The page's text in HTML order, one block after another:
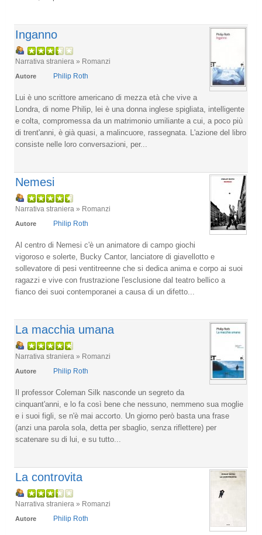
Inganno
Narrativa straniera » Romanzi
Autore Philip Roth
Lui è uno scrittore americano di mezza età che vive a
Londra, di nome Philip, lei è una donna inglese spigliata, intelligente
e colta, compromessa da un matrimonio umiliante a cui, a poco più
di trent'anni, è già quasi, a malincuore, rassegnata. L'azione del libro
consiste nelle loro conversazioni, per...
Nemesi
Narrativa straniera » Romanzi
Autore Philip Roth
Al centro di Nemesi c'è un animatore di campo giochi
vigoroso e solerte, Bucky Cantor, lanciatore di giavellotto e
sollevatore di pesi ventitreenne che si dedica anima e corpo ai suoi
ragazzi e vive con frustrazione l'esclusione dal teatro bellico a
fianco dei suoi contemporanei a causa di un difetto...
La macchia umana
Narrativa straniera » Romanzi
Autore Philip Roth
Il professor Coleman Silk nasconde un segreto da
cinquant'anni, e lo fa così bene che nessuno, nemmeno sua moglie
e i suoi figli, se n'è mai accorto. Un giorno però basta una frase
(anzi una parola sola, detta per sbaglio, senza riflettere) per
scatenare su di lui, e su tutto...
La controvita
Narrativa straniera » Romanzi
Autore Philip Roth